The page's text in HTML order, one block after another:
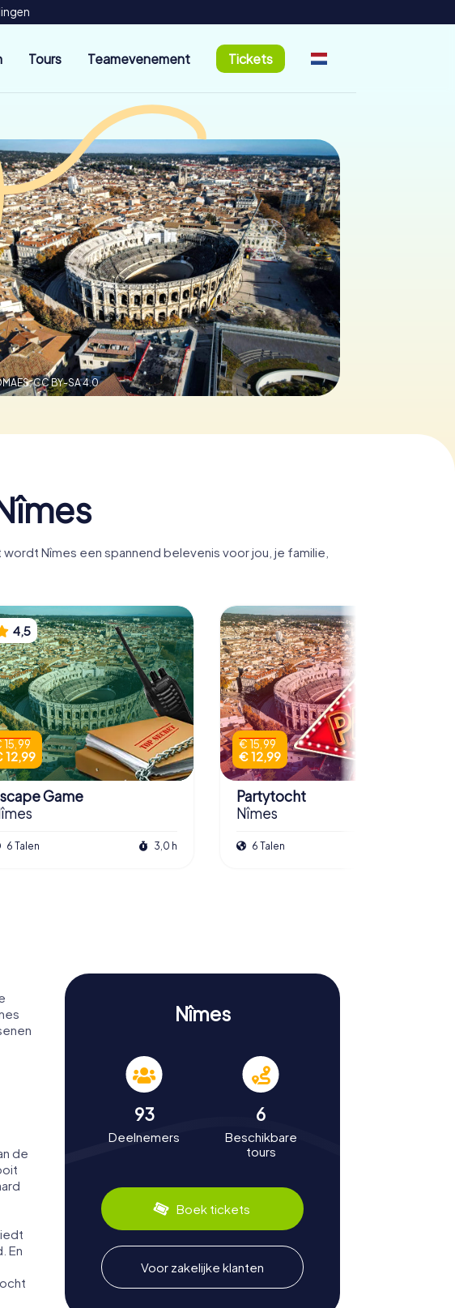
Tours Teamevenement Tickets
CC BY-SA 4.0
Nîmes een spannend belevenis voor jou, je familie,
4,5
15,99
12,99
Game
6 Talen 3,0 h
€ 15,99
€ 12,99
Partytocht
Nîmes
6 Talen
de
En
Nîmes
93
Deelnemers
6
Beschikbare
tours
Boek tickets
Voor zakelijke klanten